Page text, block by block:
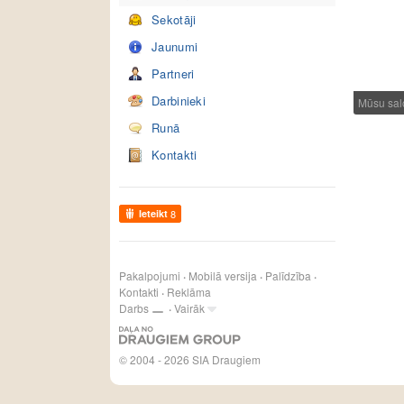
Sekotāji
Jaunumi
Partneri
Darbinieki
Runā
Kontakti
Ieteikt 8
Pakalpojumi Mobilā versija
Palīdzība
Kontakti
Reklāma
Darbs
Vairāk
© 2004 - 2026 SIA Draugiem
Mūsu